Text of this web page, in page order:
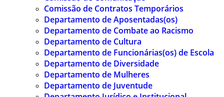
Comissão de Contratos Temporários
Departamento de Aposentadas(os)
Departamento de Combate ao Racismo
Departamento de Cultura
Departamento de Funcionárias(os) de Escola
Departamento de Diversidade
Departamento de Mulheres
Departamento de Juventude